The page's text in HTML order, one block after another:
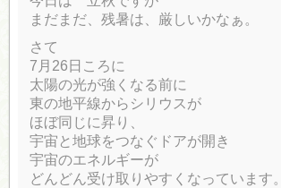
まだまだ、残暑は、厳しいかなぁ。
さて
7月26日ころに
太陽の光が強くなる前に
東の地平線からシリウスが
ほぼ同じに昇り、
宇宙と地球をつなぐドアが開き
宇宙のエネルギーが
どんどん受け取りやすくなっています。